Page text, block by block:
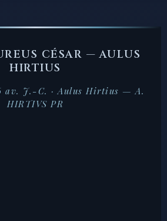
CÉSAR — AULUS
HIRTIUS
av. J.-C. · Aulus Hirtius — A.
HIRTIVS PR